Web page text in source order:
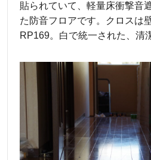
貼られていて、軽量床衝撃音
た防音フロアです。クロスは
RP169。白で統一された、清